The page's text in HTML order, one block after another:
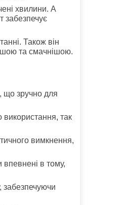
хвилини. А
забезпечує
Також він
та смачнішою.
що зручно для
використання, так
вимкнення,
впевнені в тому,
забезпечуючи